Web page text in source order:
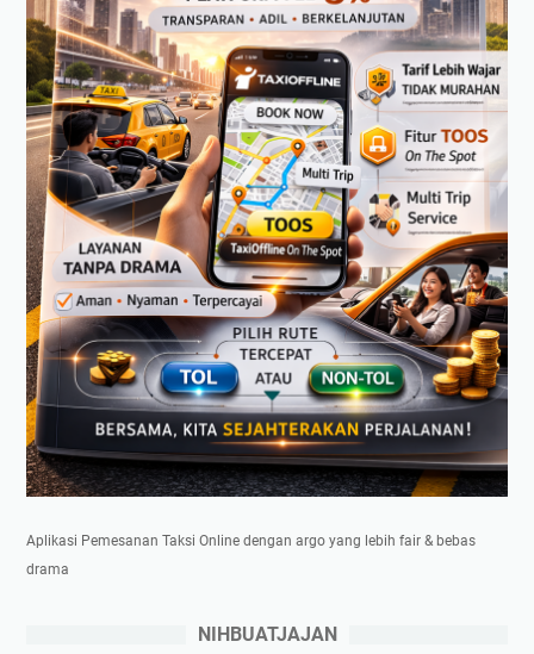
Aplikasi Pemesanan Taksi Online dengan argo yang lebih fair & bebas
drama
NIHBUATJAJAN